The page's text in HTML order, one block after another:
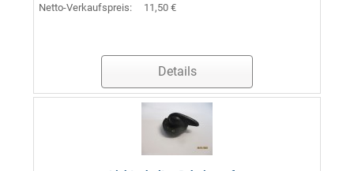
Netto-Verkaufspreis: 11,50 €
Details